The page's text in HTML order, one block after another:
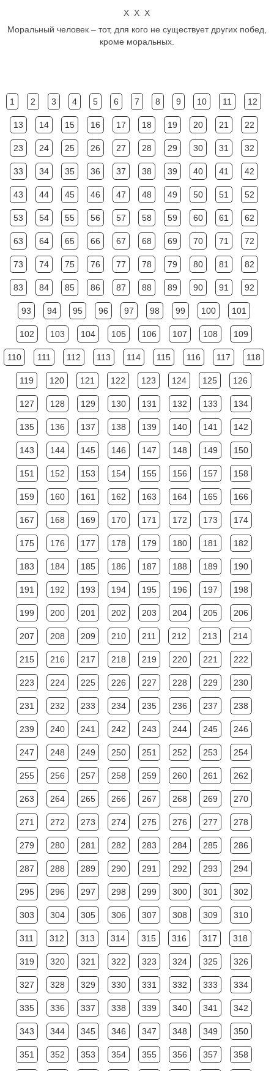
Х Х Х
Моральный человек – тот, для кого не существует других побед,
кроме моральных.
1 2 3 4 5 6 7 8 9 10 11 12
13 14 15 16 17 18 19 20 21 22
23 24 25 26 27 28 29 30 31 32
33 34 35 36 37 38 39 40 41 42
43 44 45 46 47 48 49 50 51 52
53 54 55 56 57 58 59 60 61 62
63 64 65 66 67 68 69 70 71 72
73 74 75 76 77 78 79 80 81 82
83 84 85 86 87 88 89 90 91 92
93 94 95 96 97 98 99 100 101
102 103 104 105 106 107 108 109
110 111 112 113 114 115 116 117 118
119 120 121 122 123 124 125 126
127 128 129 130 131 132 133 134
135 136 137 138 139 140 141 142
143 144 145 146 147 148 149 150
151 152 153 154 155 156 157 158
159 160 161 162 163 164 165 166
167 168 169 170 171 172 173 174
175 176 177 178 179 180 181 182
183 184 185 186 187 188 189 190
191 192 193 194 195 196 197 198
199 200 201 202 203 204 205 206
207 208 209 210 211 212 213 214
215 216 217 218 219 220 221 222
223 224 225 226 227 228 229 230
231 232 233 234 235 236 237 238
239 240 241 242 243 244 245 246
247 248 249 250 251 252 253 254
255 256 257 258 259 260 261 262
263 264 265 266 267 268 269 270
271 272 273 274 275 276 277 278
279 280 281 282 283 284 285 286
287 288 289 290 291 292 293 294
295 296 297 298 299 300 301 302
303 304 305 306 307 308 309 310
311 312 313 314 315 316 317 318
319 320 321 322 323 324 325 326
327 328 329 330 331 332 333 334
335 336 337 338 339 340 341 342
343 344 345 346 347 348 349 350
351 352 353 354 355 356 357 358